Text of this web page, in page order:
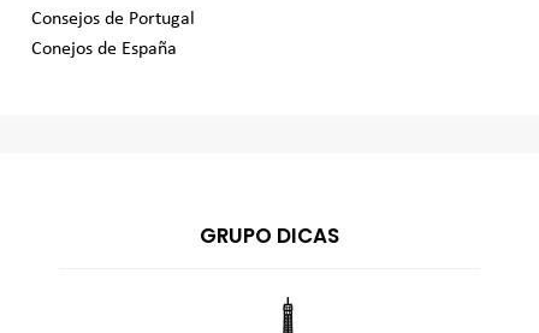
Consejos de Portugal
Conejos de España
GRUPO DICAS